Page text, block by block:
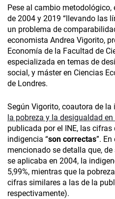
Pese al cambio
de 2004 y 2019 “llevando las
un problema de
economista Andrea Vigorito,
Economía de la Facultad de
especializada en temas de
social, y máster en Ciencias
de Londres.
Según Vigorito, coautora de la
la pobreza y la desigualdad
publicada por el INE, las
indigencia “son correctas”.
mencionado se detalla que,
se aplicaba en 2004, la
5,99%, mientras que la
cifras similares a las de la
respectivamente).